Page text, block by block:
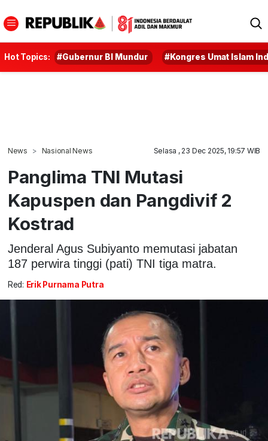
Hot Topics: #Gubernur BI Mundur #Kongres Umat Islam
News Nasional News Selasa , 23 Dec 2025, 19:57 WIB
Panglima TNI Mutasi
Kapuspen dan Pangdivif 2
Kostrad
Jenderal Agus Subiyanto memutasi jabatan
187 perwira tinggi (pati) TNI tiga matra.
Red: Erik Purnama Putra